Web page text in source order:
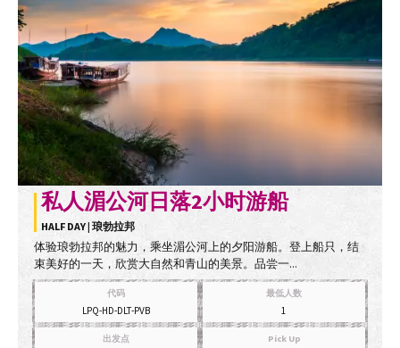
私人湄公河日落2小时游船
HALF DAY | 琅勃拉邦
体验琅勃拉邦的魅力，乘坐湄公河上的夕阳游船。登上船只，结
束美好的一天，欣赏大自然和青山的美景。品尝一...
代码
LPQ-HD-DLT-PVB
最低人数
1
出发点 Pick Up